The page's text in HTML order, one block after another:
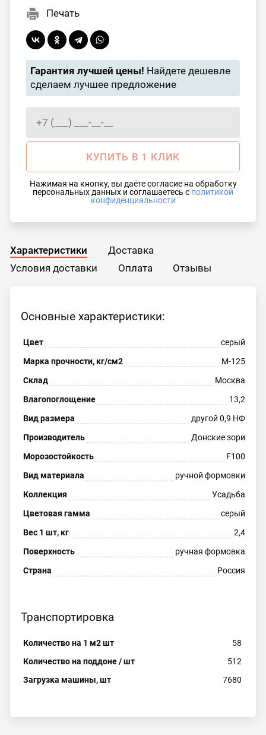
Печать
Гарантия лучшей цены! Найдете дешевле
сделаем лучшее предложение
КУПИТЬ В 1 КЛИК
Нажимая на кнопку, вы даёте согласие на обработку
персональных данных и соглашаетесь с политикой
конфиденциальности
Характеристики
Доставка
Условия доставки
Оплата Отзывы
Основные характеристики:
Цвет
серый
Марка прочности, кг/см2
М-125
Склад
Москва
Влагопоглощение
13,2
Вид размера
другой 0,9 НФ
Производитель
Донские зори
Морозостойкость
F100
Вид материала
ручной формовки
Коллекция
Усадьба
Цветовая гамма
серый
Вес 1 шт, кг
2,4
Поверхность
ручная формовка
Страна
Россия
Транспортировка
Количество на 1 м2 шт
58
Количество на поддоне / шт
512
Загрузка машины, шт
7680